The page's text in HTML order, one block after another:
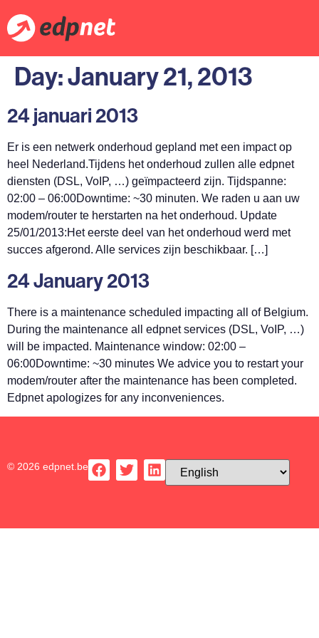
Day:January 21, 2013
24 januari 2013
Er is een netwerk onderhoud gepland met een impact op
heel Nederland.Tijdens het onderhoud zullen alle edpnet
diensten (DSL, VoIP, …) geïmpacteerd zijn. Tijdspanne:
02:00 – 06:00Downtime: ~30 minuten. We raden u aan uw
modem/router te herstarten na het onderhoud. Update
25/01/2013:Het eerste deel van het onderhoud werd met
succes afgerond. Alle services zijn beschikbaar. […]
24 January 2013
There is a maintenance scheduled impacting all of Belgium.
During the maintenance all edpnet services (DSL, VoIP, …)
will be impacted. Maintenance window: 02:00 –
06:00Downtime: ~30 minutes We advice you to restart your
modem/router after the maintenance has been completed.
Edpnet apologizes for any inconveniences.
© 2026 edpnet.be